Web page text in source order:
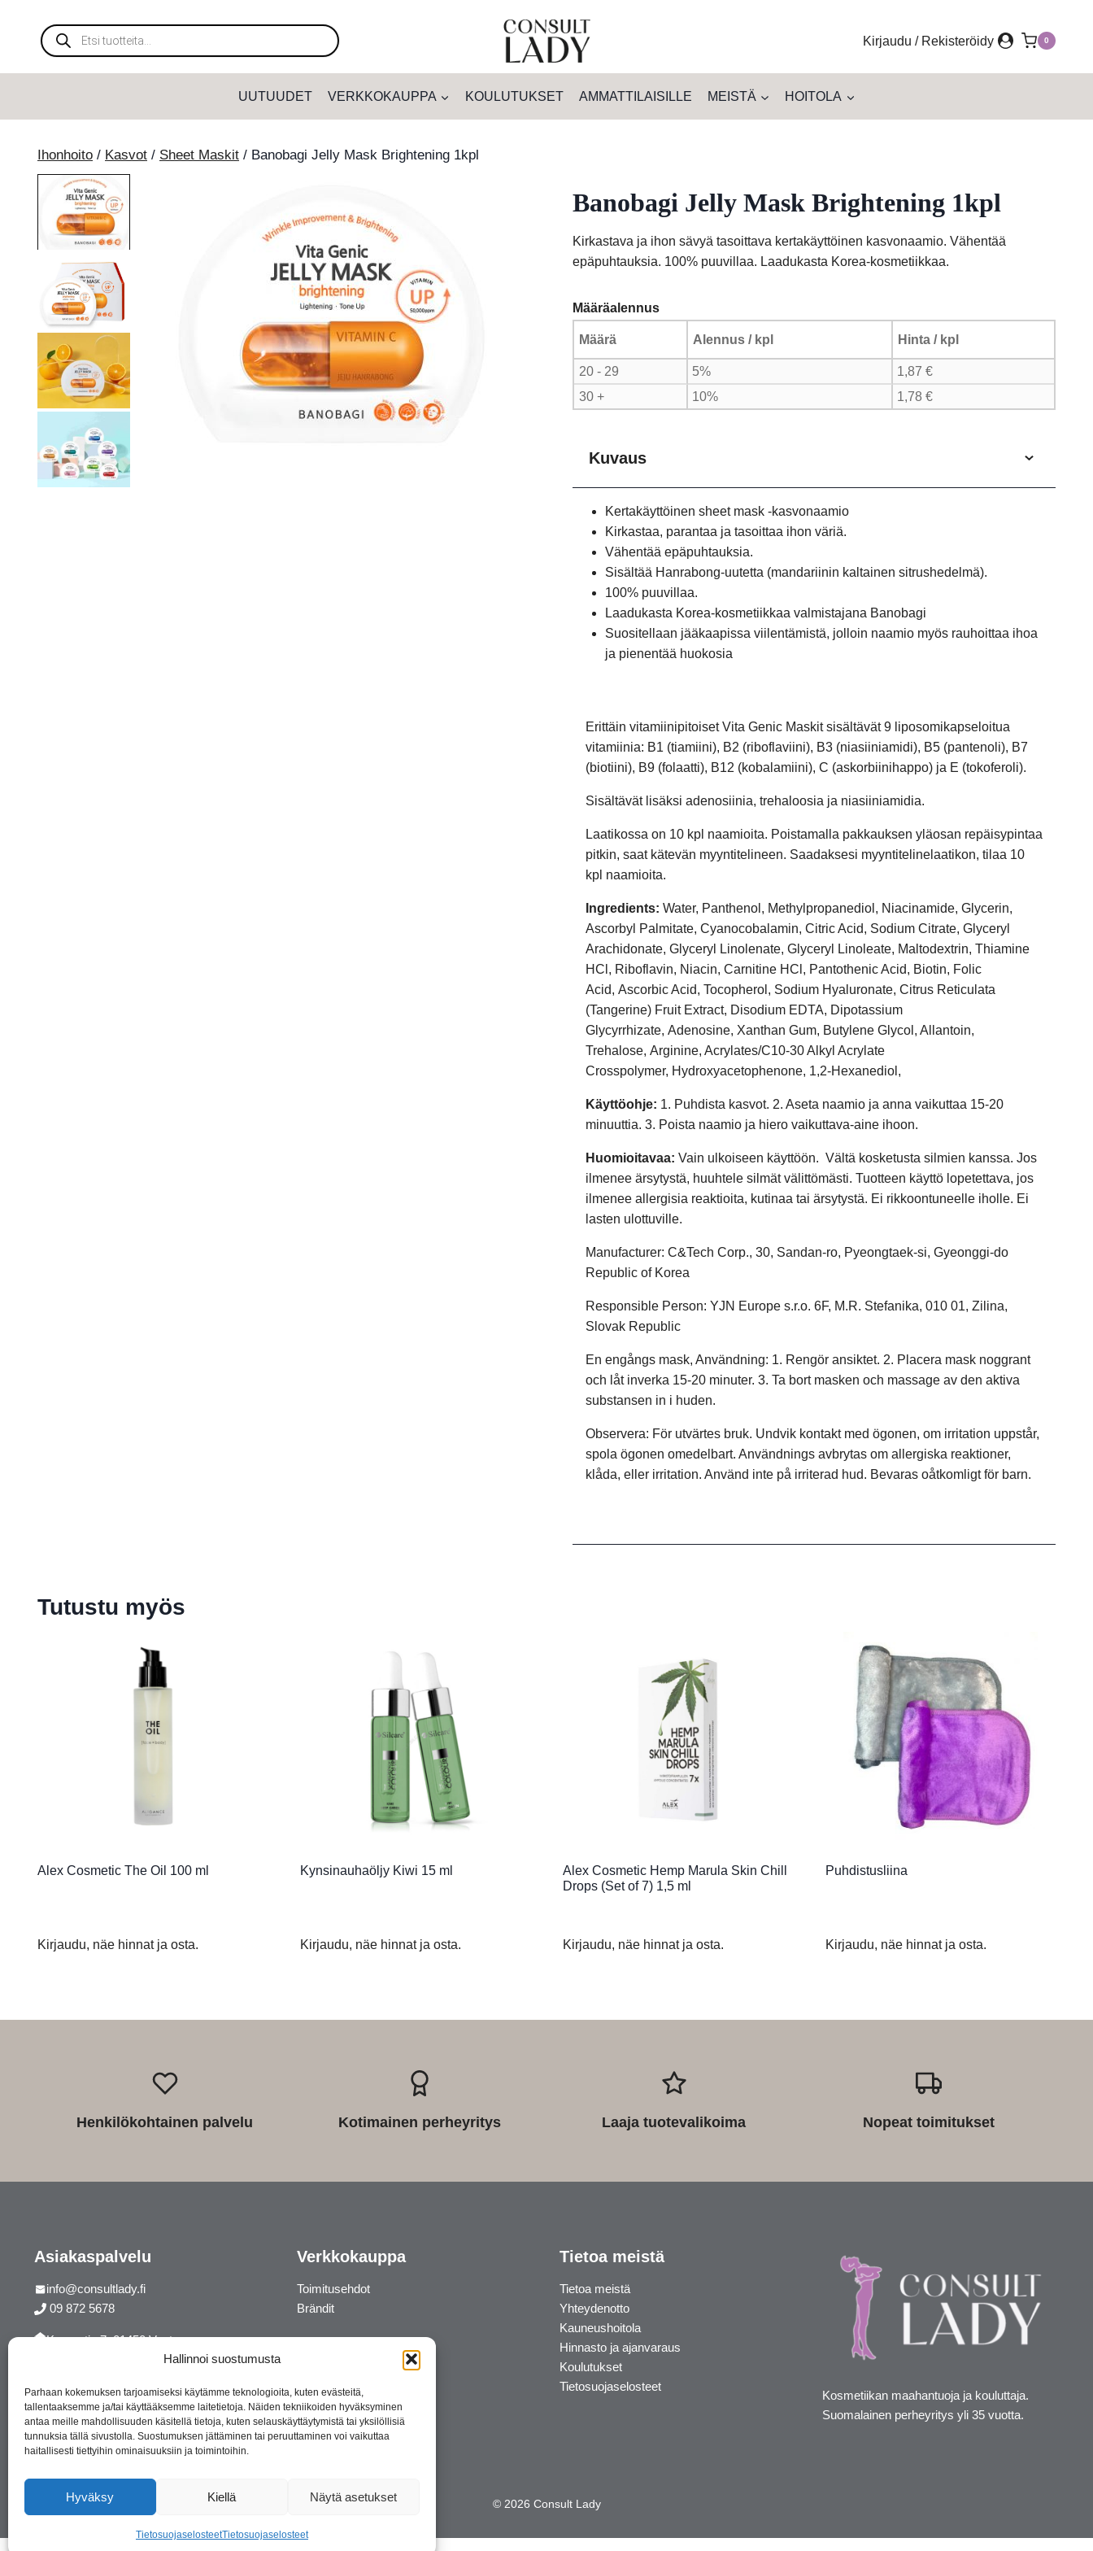
Hallinnoi suostumusta
Parhaan kokemuksen tarjoamiseksi käytämme teknologioita, kuten evästeitä,
tallentaaksemme ja/tai käyttääksemme laitetietoja. Näiden tekniikoiden hyväksyminen
antaa meille mahdollisuuden käsitellä tietoja, kuten selauskäyttäytymistä tai yksilöllisiä
tunnuksia tällä sivustolla. Suostumuksen jättäminen tai peruuttaminen voi vaikuttaa
haitallisesti tiettyihin ominaisuuksiin ja toimintoihin.
Hyväksy Kiellä Näytä asetukset
TietosuojaselosteetTietosuojaselosteet
sisältöönProducts
search
Kirjaudu / Rekisteröidy 0
UUTUUDET VERKKOKAUPPA KOULUTUKSET AMMATTILAISILLE MEISTÄ HOITOLA
Ihonhoito / Kasvot / Sheet Maskit / Banobagi Jelly Mask Brightening 1kpl
Banobagi Jelly Mask Brightening 1kpl
Kirkastava ja ihon sävyä tasoittava kertakäyttöinen kasvonaamio. Vähentää
epäpuhtauksia. 100% puuvillaa. Laadukasta Korea-kosmetiikkaa.
Määräalennus
Määrä Alennus / kpl Hinta / kpl
20 - 29 5% 1,87 €
30 +
10% 1,78 €
Kuvaus
Kertakäyttöinen sheet mask -kasvonaamio
Kirkastaa, parantaa ja tasoittaa ihon väriä.
Vähentää epäpuhtauksia.
Sisältää Hanrabong-uutetta (mandariinin kaltainen sitrushedelmä).
100% puuvillaa.
Laadukasta Korea-kosmetiikkaa valmistajana Banobagi
Suositellaan jääkaapissa viilentämistä, jolloin naamio myös rauhoittaa ihoa
ja pienentää huokosia
Erittäin vitamiinipitoisetVita Genic Maskit sisältävät 9 liposomikapseloitua
vitamiinia: B1 (tiamiini), B2 (riboflaviini), B3 (niasiiniamidi), B5 (pantenoli), B7
(biotiini), B9 (folaatti), B12 (kobalamiini), C (askorbiinihappo) ja E (tokoferoli).
Sisältävät lisäksi adenosiinia, trehaloosia ja niasiiniamidia.
Laatikossa on 10 kpl naamioita. Poistamalla pakkauksen yläosan repäisypintaa
pitkin, saat kätevän myyntitelineen. Saadaksesi myyntitelinelaatikon, tilaa 10
kpl naamioita.
Ingredients: Water, Panthenol, Methylpropanediol, Niacinamide, Glycerin,
Ascorbyl Palmitate, Cyanocobalamin, Citric Acid, Sodium Citrate, Glyceryl
Arachidonate, Glyceryl Linolenate, Glyceryl Linoleate, Maltodextrin, Thiamine
HCl, Riboflavin, Niacin, Carnitine HCl, Pantothenic Acid, Biotin, Folic
Acid, Ascorbic Acid, Tocopherol, Sodium Hyaluronate, Citrus Reticulata
(Tangerine) Fruit Extract, Disodium EDTA, Dipotassium
Glycyrrhizate, Adenosine, Xanthan Gum, Butylene Glycol, Allantoin,
Trehalose, Arginine, Acrylates/C10-30 Alkyl Acrylate
Crosspolymer, Hydroxyacetophenone, 1,2-Hexanediol,
Käyttöohje: 1. Puhdista kasvot. 2. Aseta naamio ja anna vaikuttaa 15-20
minuuttia. 3. Poista naamio ja hiero vaikuttava-aine ihoon.
Huomioitavaa: Vain ulkoiseen käyttöön. Vältä kosketusta silmien kanssa. Jos
ilmenee ärsytystä, huuhtele silmät välittömästi. Tuotteen käyttö lopetettava, jos
ilmenee allergisia reaktioita, kutinaa tai ärsytystä. Ei rikkoontuneelle iholle. Ei
lasten ulottuville.
Manufacturer: C&Tech Corp., 30, Sandan-ro, Pyeongtaek-si, Gyeonggi-do
Republic of Korea
Responsible Person: YJN Europe s.r.o. 6F, M.R. Stefanika, 010 01, Zilina,
Slovak Republic
En engångs mask, Användning: 1. Rengör ansiktet. 2. Placera mask noggrant
och låt inverka 15-20 minuter. 3. Ta bort masken och massage av den aktiva
substansen in i huden.
Observera: För utvärtes bruk. Undvik kontakt med ögonen, om irritation uppstår,
spola ögonen omedelbart. Användnings avbrytas om allergiska reaktioner,
klåda, eller irritation. Använd inte på irriterad hud. Bevaras oåtkomligt för barn.
Tutustu myös
Alex Cosmetic The Oil 100 ml
Kirjaudu, näe hinnat ja osta.
Kynsinauhaöljy Kiwi 15 ml
Kirjaudu, näe hinnat ja osta.
Alex Cosmetic Hemp Marula Skin Chill
Drops (Set of 7) 1,5 ml
Kirjaudu, näe hinnat ja osta.
Puhdistusliina
Kirjaudu, näe hinnat ja osta.
Henkilökohtainen palvelu Kotimainen perheyritys Laaja tuotevalikoima Nopeat toimitukset
Asiakaspalvelu
info@consultlady.fi
09 872 5678
Korsontie 7, 01450 Vantaa
Verkkokauppa
Toimitusehdot
Brändit
Tietoa meistä
Tietoa meistä
Yhteydenotto
Kauneushoitola
Hinnasto ja ajanvaraus
Koulutukset
Tietosuojaselosteet
Kosmetiikan maahantuoja ja kouluttaja.
Suomalainen perheyritys yli 35 vuotta.
© 2026 Consult Lady